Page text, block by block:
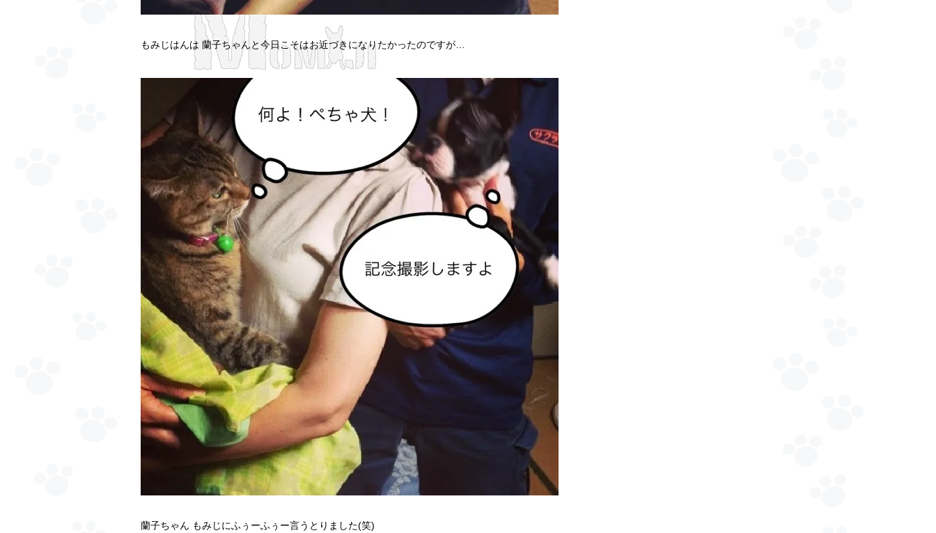
もみじはんは 蘭子ちゃんと今日こそはお近づきになりたかったのですが…
蘭子ちゃん もみじにふぅーふぅー言うとりました(笑)